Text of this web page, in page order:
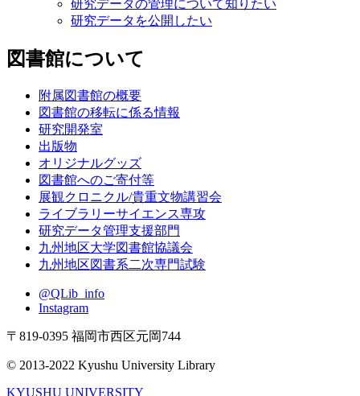
研究データの管理について知りたい
研究データを公開したい
図書館について
附属図書館の概要
図書館の移転に係る情報
研究開発室
出版物
オリジナルグッズ
図書館へのご寄付等
展観クロニクル/貴重文物講習会
ライブラリーサイエンス専攻
研究データ管理支援部門
九州地区大学図書館協議会
九州地区図書系二次専門試験
@QLib_info
Instagram
〒819-0395 福岡市西区元岡744
© 2013-2022 Kyushu University Library
KYUSHU UNIVERSITY